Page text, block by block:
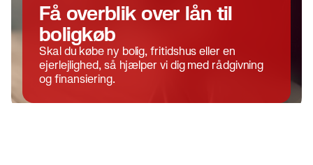
Få overblik over lån til
boligkøb
Skal du købe ny bolig, fritidshus eller en
ejerlejlighed, så hjælper vi dig med rådgivning
og finansiering.